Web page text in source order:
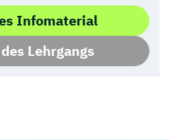
Infomaterial
Lehrgangs